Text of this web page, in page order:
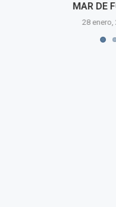
PREMIOS A LA
27